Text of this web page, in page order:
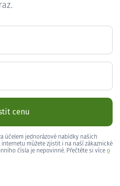
cenu
účelem jednorázové nabídky našich
můžete zjistit i na naší zákaznické
čísla je nepovinné. Přečtěte si více o